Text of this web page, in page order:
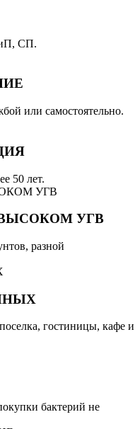
СП.
или самостоятельно.
50 лет.
УГВ
разной
гостиницы, кафе и
бактерий не